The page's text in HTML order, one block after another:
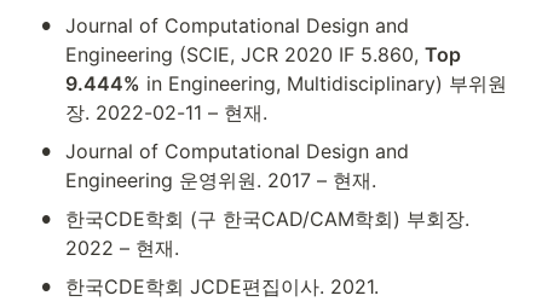
• Journal of Computational Design and
Engineering (SCIE, JCR 2020 IF 5.860, Top
9.444% in Engineering, Multidisciplinary) 부위원
장. 2022-02-11 – 현재.
• Journal of Computational Design and
Engineering 운영위원. 2017 – 현재.
•
한국CDE학회 (구 한국CAD/CAM학회) 부회장.
2022 – 현재.
• 한국CDE학회 JCDE편집이사. 2021.